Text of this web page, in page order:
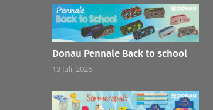
Donau Pennale Back to school
13 Juli, 2026